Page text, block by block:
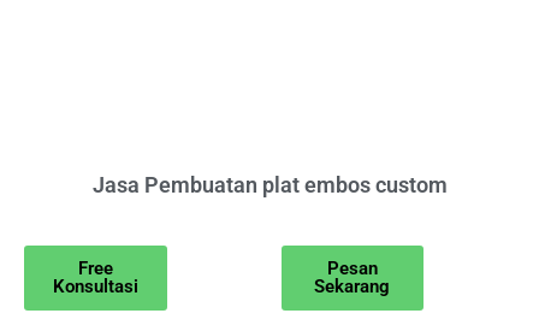
Jasa Pembuatan plat embos custom
Free
Konsultasi
Pesan
Sekarang